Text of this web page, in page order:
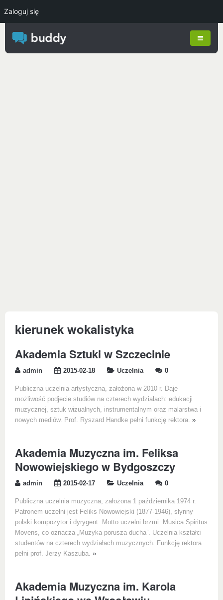
kierunek wokalistyka
Akademia Sztuki w Szczecinie
admin 2015-02-18 Uczelnia 0
Publiczna uczelnia artystyczna, założona w 2010 r. Daje
możliwość podjecie studiów na czterech wydziałach: edukacji
muzycznej, sztuk wizualnych, instrumentalnym oraz malarstwa i
nowych mediów. Prof. Ryszard Handke pełni funkcję rektora. »
Akademia Muzyczna im. Feliksa
Nowowiejskiego w Bydgoszczy
admin 2015-02-17 Uczelnia 0
Publiczna uczelnia muzyczna, założona 1 października 1974 r.
Patronem uczelni jest Feliks Nowowiejski (1877-1946), słynny
polski kompozytor i dyrygent. Motto uczelni brzmi: Musica Spiritus
Movens, co oznacza „Muzyka porusza ducha”. Uczelnia kształci
studentów na czterech wydziałach muzycznych. Funkcję rektora
pełni prof. Jerzy Kaszuba. »
Akademia Muzyczna im. Karola
Zaloguj się